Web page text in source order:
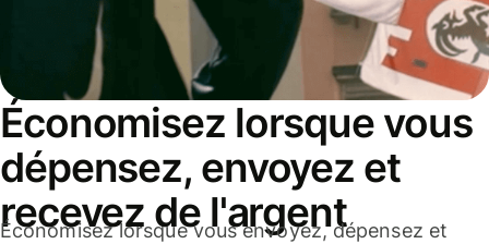
Économisez lorsque vous
dépensez, envoyez et
recevez de l'argent
Économisez lorsque vous envoyez, dépensez et